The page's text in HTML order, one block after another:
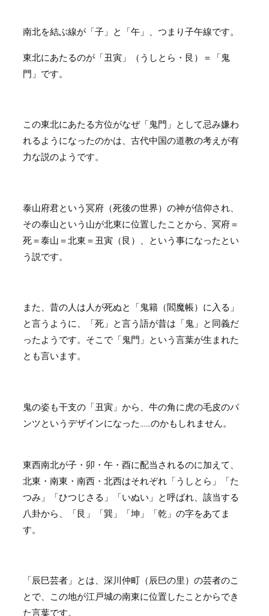
南北を結ぶ線が「子」と「午」、つまり子午線です。
東北にあたるのが「丑寅」（うしとら・艮）＝「鬼
門」です。
この東北にあたる方位がなぜ「鬼門」として忌み嫌わ
れるようになったのかは、古代中国の道教の考えが有
力な説のようです。
泰山府君という冥府（死後の世界）の神が信仰され、
その泰山という山が北東に位置したことから、冥府＝
死＝泰山＝北東＝丑寅（艮）、という事になったとい
う説です。
また、昔の人は人が死ぬと「鬼籍（閻魔帳）に入る」
と言うように、「死」と言う語が昔は「鬼」と同義だ
ったようです。そこで「鬼門」という言葉が生まれた
とも言います。
鬼の姿も干支の「丑寅」から、牛の角に虎の毛皮のパ
ンツというデザインになった……のかもしれません。
東西南北が子・卯・午・酉に配当されるのに加えて、
北東・南東・南西・北西はそれぞれ「うしとら」「た
つみ」「ひつじさる」「いぬい」と呼ばれ、該当する
八卦から、「艮」「巽」「坤」「乾」の字をあてま
す。
「辰巳芸者」とは、深川仲町（辰巳の里）の芸者のこ
とで、この地が江戸城の南東に位置したことからでき
た言葉です。